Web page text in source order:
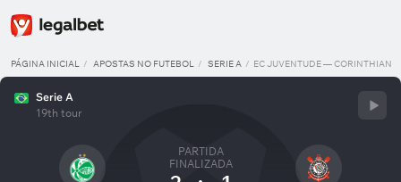
PÁGINA INICIAL APOSTAS NO FUTEBOL SERIE A EC JUVENTUDE — CORINTHIAN
Serie A
19th tour
PARTIDA
FINALIZADA